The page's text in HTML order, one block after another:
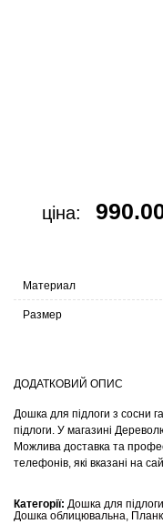
ціна:
Материал
Размер
ДОДАТКОВИЙ ОПИС
Дошка для підлоги з сосни
підлоги. У магазині
Можлива доставка та
телефонів, які вказані на
Категорії: Дошка для підлоги
Дошка облицювальна,